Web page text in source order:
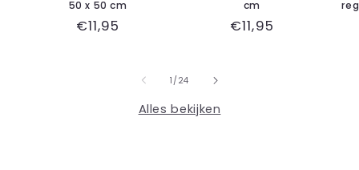
50 x 50 cm
Normale
€11,95
cm
Normale
€11,95
1 /van
24
Alles bekijken